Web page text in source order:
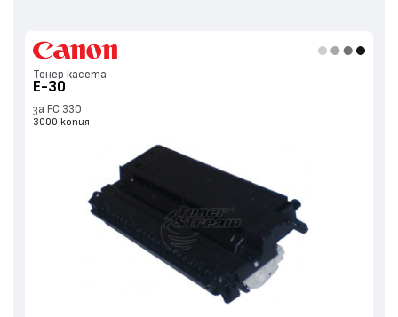
Тонер касета
E-30
за FC 330
3000 копия